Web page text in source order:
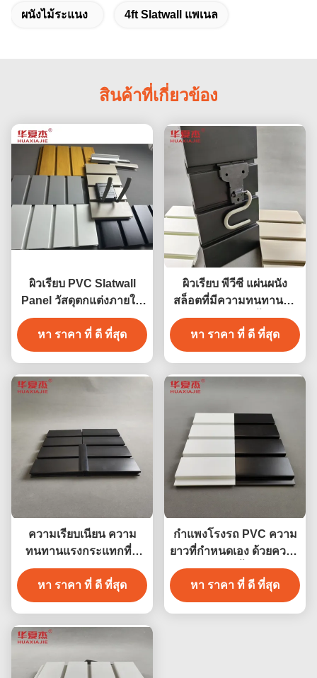
ผนังไม้ระแนง 4ft Slatwall แพเนล
สินค้าที่เกี่ยวข้อง
ผิวเรียบ PVC Slatwall
Panel วัสดุตกแต่งภายใน
โรงรถ
หา ราคา ที่ ดี ที่สุด
ผิวเรียบ พีวีซี แผ่นผนัง
สล็อตที่มีความทนทานต่อ
ไฟและการติดตั้งง่าย
หา ราคา ที่ ดี ที่สุด
ความเรียบเนียน ความ
ทนทานแรงกระแทกที่ดี
มาก พีวีซี ผนังโรงรถยนต์
ความทนทาน พีวีซี แบล็ค
สล็อตวอลล์
หา ราคา ที่ ดี ที่สุด
กําแพงโรงรถ PVC ความ
ยาวที่กําหนดเอง ด้วยความ
ทนทานความชื้นที่ดี 4ft 8ft
หา ราคา ที่ ดี ที่สุด